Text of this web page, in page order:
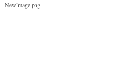
NewImage.png